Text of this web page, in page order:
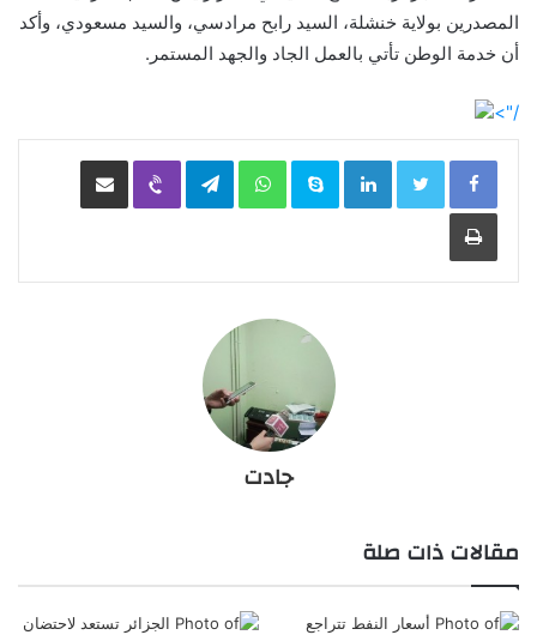
المصدرين بولاية خنشلة، السيد رابح مرادسي، والسيد مسعودي، وأكد
أن خدمة الوطن تأتي بالعمل الجاد والجهد المستمر.
/">
LinkedIn
Skype
WhatsApp
Telegram
Viber مشاركة عبر البريد
طباعة
جادت
مقالات ذات صلة